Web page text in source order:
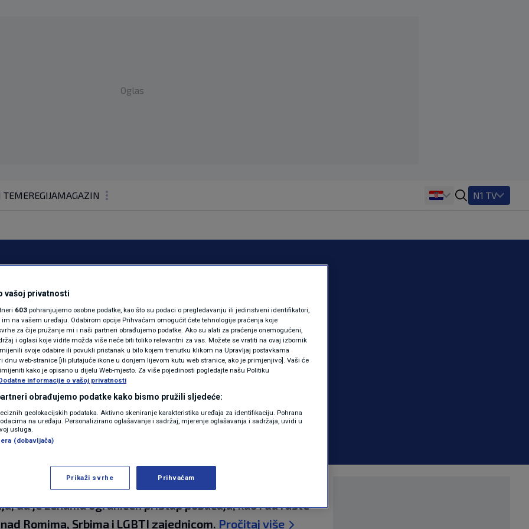
Oglas
TEMEREGIJAMAGAZIN
KOLUMNE
N1(DIS)INFO
FOTO
VIDEO
N1 TV
Hrvatskoj
a Hrvatice
siguran pobačaj
godišnjem izvješću za Hrvatsku da SLAPP tužbe i
da je ženama ograničen pristup pobačaju, kao i da raste
Romima, Srbima i LGBTI zajednicom. Pročitaj više
vašoj privatnosti
603 pohranjujemo osobne podatke, kao što su podaci o pregledavanju ili jedinstveni identifikatori,
na vašem uređaju. Odabirom opcije Prihvaćam omogućit ćete tehnologije praćenja koje
za čije pružanje mi i naši partneri obrađujemo podatke. Ako su alati za praćenje onemogućeni,
i oglasi koje vidite možda više neće biti toliko relevantni za vas. Možete se vratiti na ovaj izbornik
svoje odabire ili povukli pristanak u bilo kojem trenutku klikom na Upravljaj postavkama
dnu web-stranice [ili plutajuće ikone u donjem lijevom kutu web stranice, ako je primjenjivo]. Vaši će
kako je opisano u dijelu Web-mjesto. Za više pojedinosti pogledajte našu Politiku
informacije o vašoj privatnosti
obrađujemo podatke kako bismo pružili sljedeće:
geolokacijskih podataka. Aktivno skeniranje karakteristika uređaja za identifikaciju. Pohrana
na uređaju. Personalizirano oglašavanje i sadržaj, mjerenje oglašavanja i sadržaja, uvidi u
usluga.
(dobavljača)
Prikaži svrhe Prihvaćam